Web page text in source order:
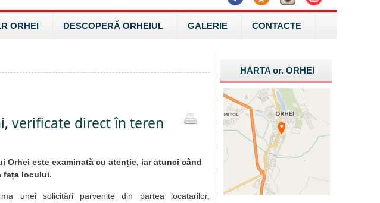
ORHEI DESCOPERĂ ORHEIUL GALERIE CONTACTE
verificate direct în teren
Orhei este examinată cu atenție, iar atunci când
fața locului.
unei solicitări parvenite din partea locatarilor,
HARTA or.ORHEI